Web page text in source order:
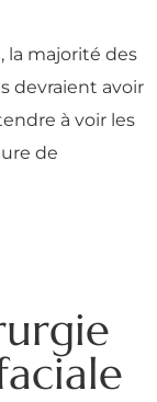
la majorité des
devraient avoir
à voir les
de